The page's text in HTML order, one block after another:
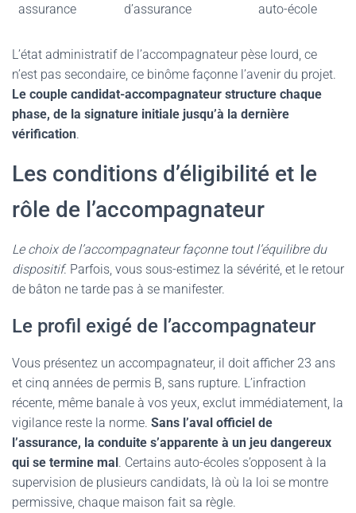
assurance
d’assurance
auto-école
L’état administratif de l’accompagnateur pèse lourd, ce
n’est pas secondaire, ce binôme façonne l’avenir du projet.
Le couple candidat-accompagnateur structure chaque
phase, de la signature initiale jusqu’à la dernière
vérification.
Les conditions d’éligibilité et le
rôle de l’accompagnateur
Le choix de l’accompagnateur façonne tout l’équilibre du
dispositif. Parfois, vous sous-estimez la sévérité, et le retour
de bâton ne tarde pas à se manifester.
Le profil exigé de l’accompagnateur
Vous présentez un accompagnateur, il doit afficher 23 ans
et cinq années de permis B, sans rupture. L’infraction
récente, même banale à vos yeux, exclut immédiatement, la
vigilance reste la norme. Sans l’aval officiel de
l’assurance, la conduite s’apparente à un jeu dangereux
qui se termine mal. Certains auto-écoles s’opposent à la
supervision de plusieurs candidats, là où la loi se montre
permissive, chaque maison fait sa règle.